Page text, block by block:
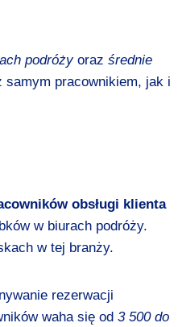
podróżyoraz średnie
samym pracownikiem, jak i
obsługi klienta
w biurach podróży.
w tej branży.
rezerwacji
waha się od 3 500 do